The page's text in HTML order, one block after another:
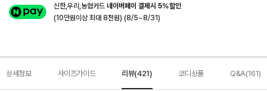
신한,우리,농협카드네이버페이 결제시 5%할인
(10만원이상 최대 8천원) (8/5~8/31)
상세정보 사이즈가이드 리뷰(421) 코디상품 Q&A(161)